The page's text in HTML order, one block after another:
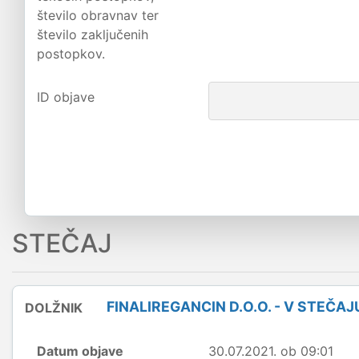
število obravnav ter
število zaključenih
postopkov.
ID objave
STEČAJ
DOLŽNIK FINALIREGANCIN D.O.O. - V
Datum objave
30.07.2021. ob 09:01